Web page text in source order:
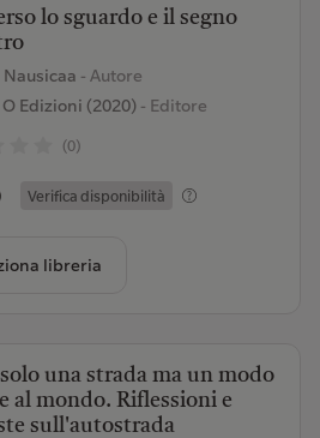
lo sguardo e il segno
- Autore
Edizioni (2020)- Editore
(0)
Verifica disponibilità
libreria
una strada ma un modo
al mondo. Riflessioni e
sull'autostrada